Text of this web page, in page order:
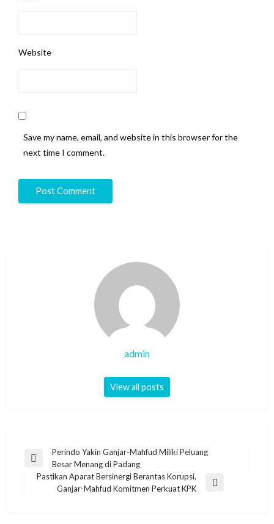
Website
Save my name, email, and website in this browser for the
next time I comment.
admin
View all posts
Post
navigation
Previous
Post
Perindo Yakin Ganjar-Mahfud Miliki Peluang
Besar Menang di Padang
Pastikan Aparat Bersinergi Berantas Korupsi,
Ganjar-Mahfud Komitmen Perkuat KPK